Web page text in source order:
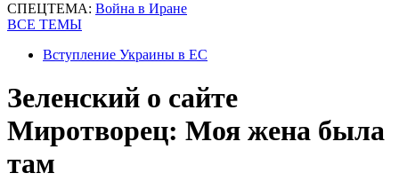
СПЕЦТЕМА: Война в Иране
ВСЕ ТЕМЫ
Вступление Украины в ЕС
Зеленский о сайте
Миротворец: Моя жена была
там